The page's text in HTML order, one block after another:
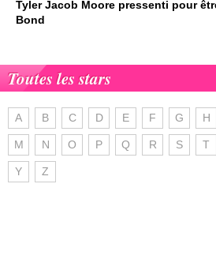
Tyler Jacob Moore pressenti pour
Bond
Toutes les stars
A B C D E F G H
M N O P Q R S T
Y Z